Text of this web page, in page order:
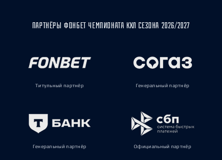
ПАРТНЁРЫ ФОНБЕТ ЧЕМПИОНАТА КХЛ СЕЗОНА 2026/2027
Титульный партнёр Генеральный партнёр
Генеральный партнёр Официальный партнёр